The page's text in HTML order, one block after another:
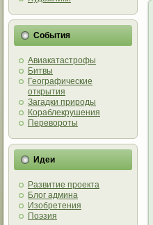
События
Авиакатастрофы
Битвы
Географические
открытия
Загадки природы
Кораблекрушения
Перевороты
Идеи
Развитие проекта
Блог админа
Изобретения
Поэзия